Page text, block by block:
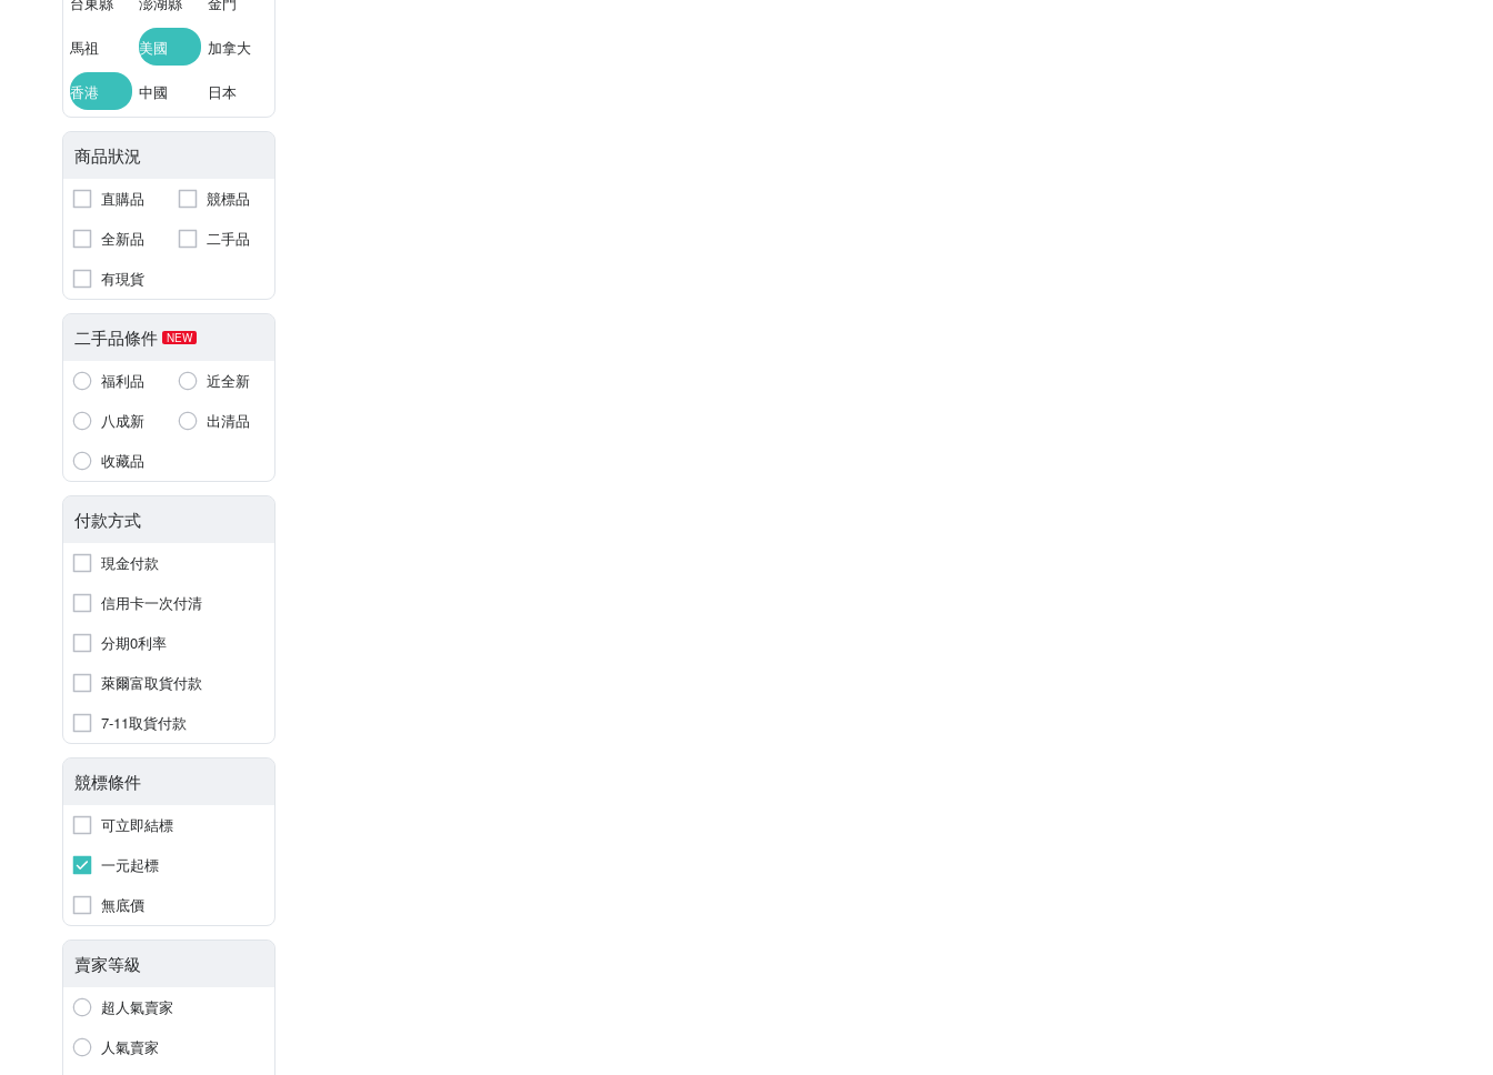
馬祖 美國 加拿大
香港 中國 日本
商品狀況
直購品
競標品
全新品
二手品
有現貨
二手品條件 NEW
福利品
近全新
八成新
出清品
收藏品
付款方式
現金付款
信用卡一次付清
分期0利率
萊爾富取貨付款
7-11取貨付款
競標條件
可立即結標
一元起標
無底價
賣家等級
超人氣賣家
人氣賣家